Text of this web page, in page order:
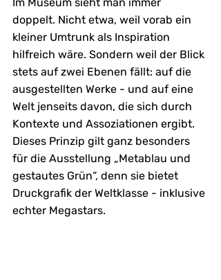
doppelt. Nicht etwa, weil vorab ein
kleiner Umtrunk als Inspiration
hilfreich wäre. Sondern weil der Blick
stets auf zwei Ebenen fällt: auf die
ausgestellten Werke - und auf eine
Welt jenseits davon, die sich durch
Kontexte und Assoziationen ergibt.
Dieses Prinzip gilt ganz besonders
für die Ausstellung „Metablau und
gestautes Grün“, denn sie bietet
Druckgrafik der Weltklasse - inklusive
echter Megastars.